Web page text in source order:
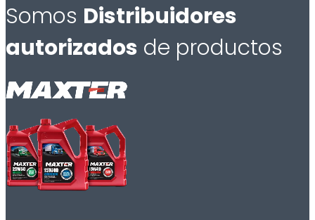
Somos Distribuidores
autorizados de productos